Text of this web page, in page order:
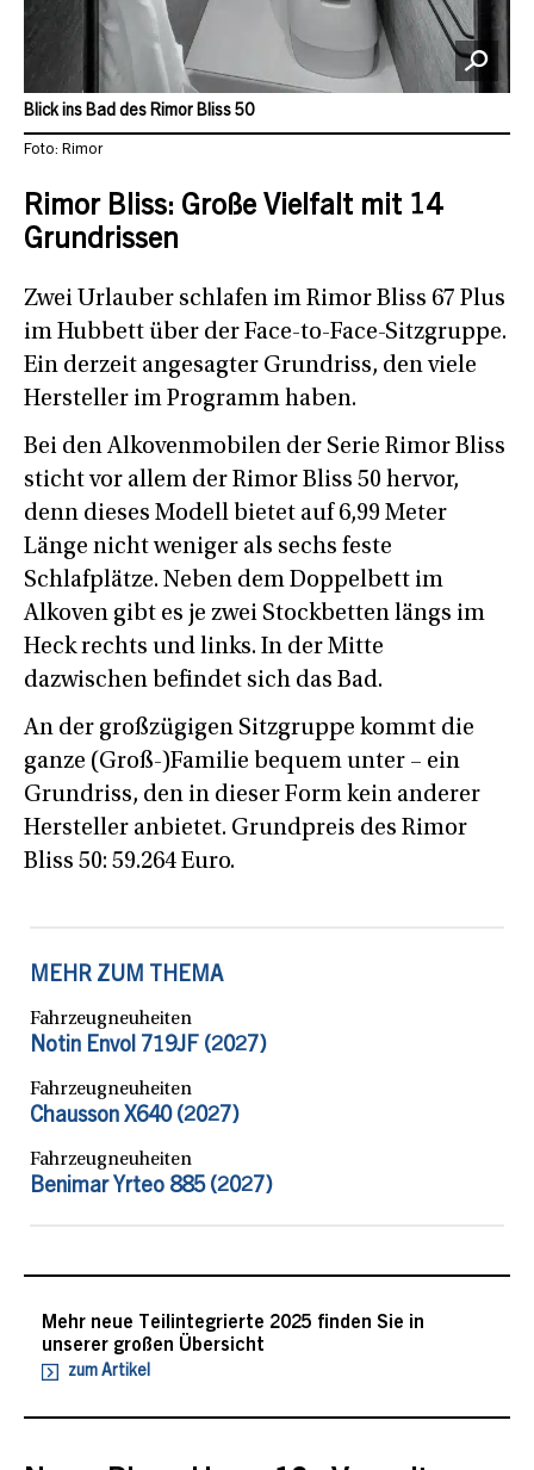
Rimor Bliss: Große Vielfalt mit 14
Grundrissen
Zwei Urlauber schlafen im Rimor Bliss 67 Plus
im Hubbett über der Face-to-Face-Sitzgruppe.
Ein derzeit angesagter Grundriss, den viele
Hersteller im Programm haben.
Bei den Alkovenmobilen der Serie Rimor Bliss
sticht vor allem der Rimor Bliss 50 hervor,
denn dieses Modell bietet auf 6,99 Meter
Länge nicht weniger als sechs feste
Schlafplätze. Neben dem Doppelbett im
Alkoven gibt es je zwei Stockbetten längs im
Heck rechts und links. In der Mitte
dazwischen befindet sich das Bad.
An der großzügigen Sitzgruppe kommt die
ganze (Groß-)Familie bequem unter – ein
Grundriss, den in dieser Form kein anderer
Hersteller anbietet. Grundpreis des Rimor
Bliss 50: 59.264 Euro.
Blick ins Bad des Rimor Bliss 50
Foto: Rimor
MEHR ZUM THEMA
Fahrzeugneuheiten
Notin Envol 719JF (2027)
Fahrzeugneuheiten
Chausson X640 (2027)
Fahrzeugneuheiten
Benimar Yrteo 885 (2027)
Mehr neue Teilintegrierte 2025 finden Sie in
unserer großen Übersicht
zum Artikel